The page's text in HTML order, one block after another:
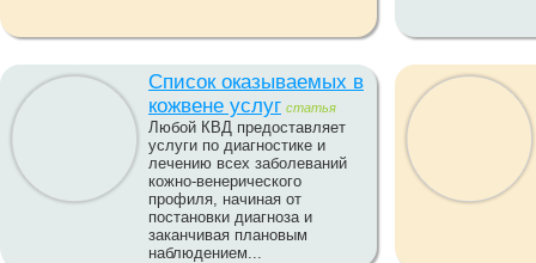
Список оказываемых в
кожвене услуг статья
Любой КВД предоставляет
услуги по диагностике и
лечению всех заболеваний
кожно-венерического
профиля, начиная от
постановки диагноза и
заканчивая плановым
наблюдением...